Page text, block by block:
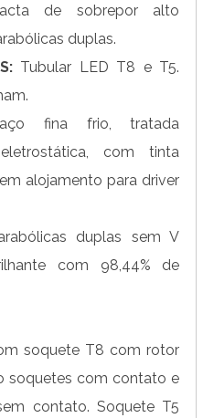
de sobrepor alto
duplas.
Tubular LED T8 e T5.
fina frio, tratada
com tinta
alojamento para driver
duplas sem V
com 98,44% de
soquete T8 com rotor
soquetes com contato e
contato. Soquete T5